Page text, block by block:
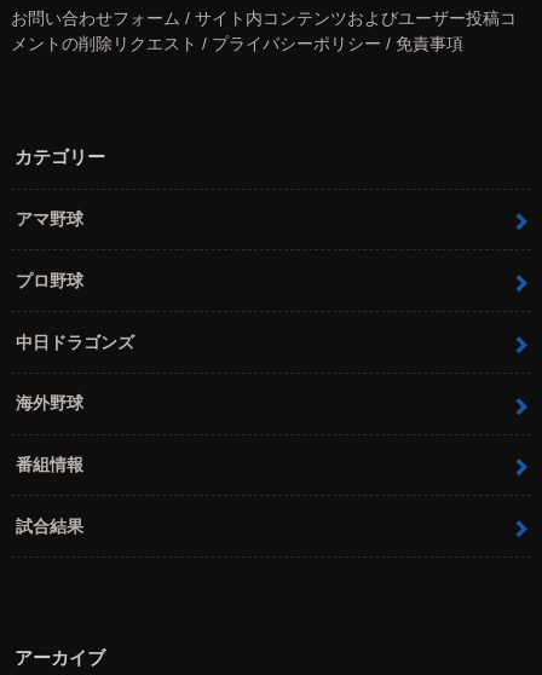
お問い合わせフォーム / サイト内コンテンツおよびユーザー投稿コ
メントの削除リクエスト / プライバシーポリシー / 免責事項
カテゴリー
アマ野球
プロ野球
中日ドラゴンズ
海外野球
番組情報
試合結果
アーカイブ